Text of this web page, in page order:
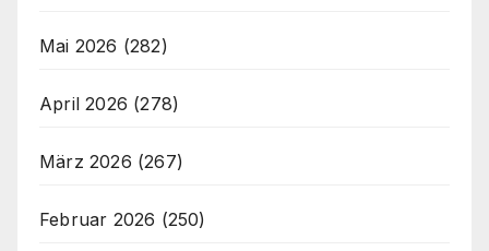
Mai 2026 (282)
April 2026 (278)
März 2026 (267)
Februar 2026 (250)